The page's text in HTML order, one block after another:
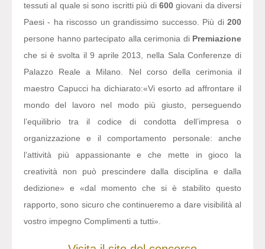
tessuti al quale si sono iscritti più di 600giovani da diversi
Paesi - ha riscosso un grandissimo successo. Più di 200
persone hanno partecipato alla cerimonia di Premiazione
che si è svolta il 9 aprile 2013, nella Sala Conferenze di
Palazzo Reale a Milano. Nel corso della cerimonia il
maestro Capucci ha dichiarato:«Vi esorto ad affrontare il
mondo del lavoro nel modo più giusto, perseguendo
l’equilibrio tra il codice di condotta dell’impresa o
organizzazione e il comportamento personale: anche
l’attività più appassionante e che mette in gioco la
creatività non può prescindere dalla disciplina e dalla
dedizione» e «dal momento che si è stabilito questo
rapporto, sono sicuro che continueremo a dare visibilità al
vostro impegno Complimenti a tutti».